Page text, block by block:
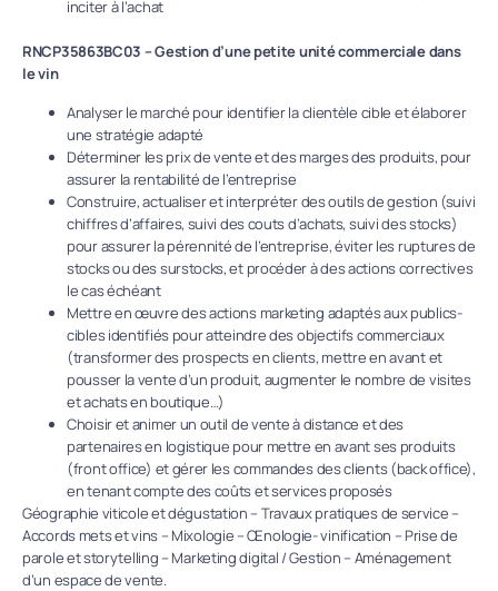
inciter à l’achat
RNCP35863BC03 – Gestion d’une petite unité commerciale dans
le vin
Analyser le marché pour identifier la clientèle cible et élaborer
une stratégie adapté
Déterminer les prix de vente et des marges des produits, pour
assurer la rentabilité de l’entreprise
Construire, actualiser et interpréter des outils de gestion (suivi
chiffres d’affaires, suivi des couts d’achats, suivi des stocks)
pour assurer la pérennité de l’entreprise, éviter les ruptures de
stocks ou des surstocks, et procéder à des actions correctives
le cas échéant
Mettre en œuvre des actions marketing adaptés aux publics-
cibles identifiés pour atteindre des objectifs commerciaux
(transformer des prospects en clients, mettre en avant et
pousser la vente d’un produit, augmenter le nombre de visites
et achats en boutique…)
Choisir et animer un outil de vente à distance et des
partenaires en logistique pour mettre en avant ses produits
(front office) et gérer les commandes des clients (back office),
en tenant compte des coûts et services proposés
Géographie viticole et dégustation – Travaux pratiques de service –
Accords mets et vins – Mixologie – Œnologie- vinification – Prise de
parole et storytelling – Marketing digital / Gestion – Aménagement
d’un espace de vente.